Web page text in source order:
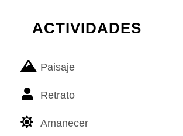
ACTIVIDADES
Paisaje
Retrato
Amanecer